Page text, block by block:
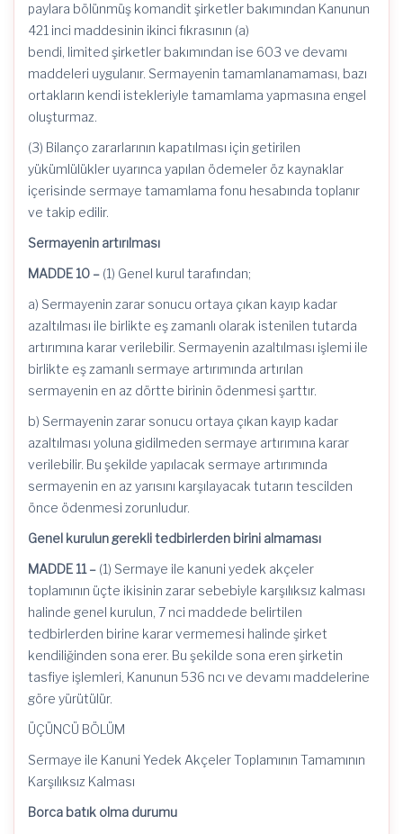
paylara bölünmüş komandit şirketler bakımından Kanunun
421 inci maddesinin ikinci fıkrasının (a)
bendi, limited şirketler bakımından ise 603 ve devamı
maddeleri uygulanır. Sermayenin tamamlanamaması, bazı
ortakların kendi istekleriyle tamamlama yapmasına engel
oluşturmaz.
(3) Bilanço zararlarının kapatılması için getirilen
yükümlülükler uyarınca yapılan ödemeler öz kaynaklar
içerisinde sermaye tamamlama fonu hesabında toplanır
ve takip edilir.
Sermayenin artırılması
MADDE 10 – (1) Genel kurul tarafından;
a) Sermayenin zarar sonucu ortaya çıkan kayıp kadar
azaltılması ile birlikte eş zamanlı olarak istenilen tutarda
artırımına karar verilebilir. Sermayenin azaltılması işlemi ile
birlikte eş zamanlı sermaye artırımında artırılan
sermayenin en az dörtte birinin ödenmesi şarttır.
b) Sermayenin zarar sonucu ortaya çıkan kayıp kadar
azaltılması yoluna gidilmeden sermaye artırımına karar
verilebilir. Bu şekilde yapılacak sermaye artırımında
sermayenin en az yarısını karşılayacak tutarın tescilden
önce ödenmesi zorunludur.
Genel kurulun gerekli tedbirlerden birini almaması
MADDE 11 – (1) Sermaye ile kanuni yedek akçeler
toplamının üçte ikisinin zarar sebebiyle karşılıksız kalması
halinde genel kurulun, 7 nci maddede belirtilen
tedbirlerden birine karar vermemesi halinde şirket
kendiliğinden sona erer. Bu şekilde sona eren şirketin
tasfiye işlemleri, Kanunun 536 ncı ve devamı maddelerine
göre yürütülür.
ÜÇÜNCÜ BÖLÜM
Sermaye ile Kanuni Yedek Akçeler Toplamının Tamamının
Karşılıksız Kalması
Borca batık olma durumu